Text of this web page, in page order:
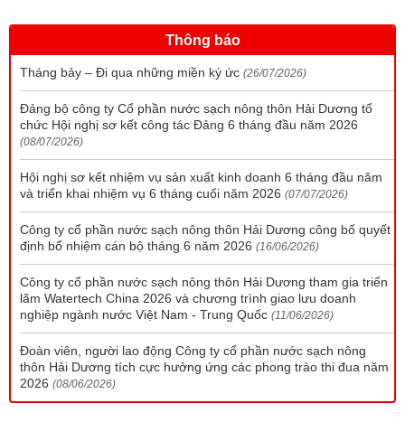
Thông báo
Tháng bảy – Đi qua những miền ký ức (26/07/2026)
Đảng bộ công ty Cổ phần nước sạch nông thôn Hải Dương tổ
chức Hội nghị sơ kết công tác Đảng 6 tháng đầu năm 2026
(08/07/2026)
Hội nghị sơ kết nhiệm vụ sản xuất kinh doanh 6 tháng đầu năm
và triển khai nhiệm vụ 6 tháng cuối năm 2026 (07/07/2026)
Công ty cổ phần nước sạch nông thôn Hải Dương công bố quyết
định bổ nhiệm cán bộ tháng 6 năm 2026 (16/06/2026)
Công ty cổ phần nước sạch nông thôn Hải Dương tham gia triển
lãm Watertech China 2026 và chương trình giao lưu doanh
nghiệp ngành nước Việt Nam - Trung Quốc (11/06/2026)
Đoàn viên, người lao động Công ty cổ phần nước sạch nông
thôn Hải Dương tích cực hưởng ứng các phong trào thi đua năm
2026 (08/06/2026)